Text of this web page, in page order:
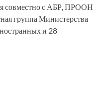
совместно с АБР, ПРООН
группа Министерства
и 28